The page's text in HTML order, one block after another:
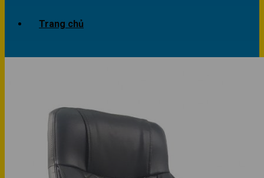
Trang chủ
Công trình văn phòng
Công trình nhà ở